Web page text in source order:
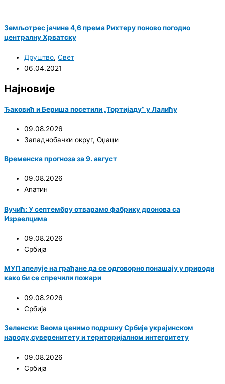
Земљотрес јачине 4,6 према Рихтеру поново погодио
централну Хрватску
Друштво, Свет
06.04.2021
Најновије
Ђаковић и Бериша посетили „Тортијаду“ у Лалићу
09.08.2026
Западнобачки округ, Оџаци
Временска прогноза за 9. август
09.08.2026
Апатин
Вучић: У септембру отварамо фабрику дронова са
Израелцима
09.08.2026
Србија
МУП апелује на грађане да се одговорно понашају у природи
како би се спречили пожари
09.08.2026
Србија
Зеленски: Веома ценимо подршку Србије украјинском
народу,суверенитету и територијалном интегритету
09.08.2026
Србија